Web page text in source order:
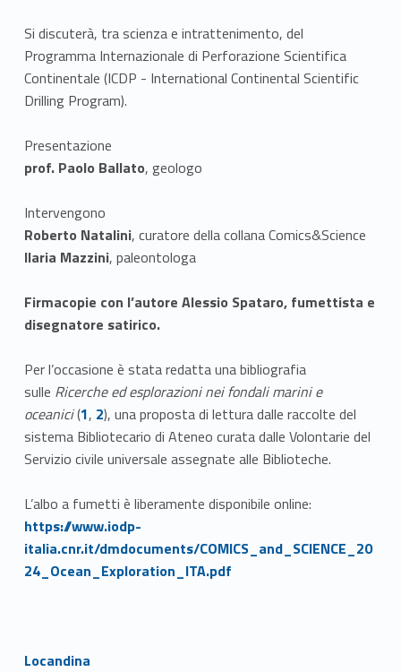
Si discuterà, tra scienza e intrattenimento, del
Programma Internazionale di Perforazione Scientifica
Continentale (ICDP - International Continental Scientific
Drilling Program).
Presentazione
prof. Paolo Ballato, geologo
Intervengono
Roberto Natalini, curatore della collana Comics&Science
Ilaria Mazzini, paleontologa
Firmacopie con l’autore Alessio Spataro, fumettista e
disegnatore satirico.
Per l’occasione è stata redatta una bibliografia
sulle Ricerche ed esplorazioni nei fondali marini e
oceanici(Link identifier #identifier__119705-1
1, Link identifier #identifier__145813-2
2), una proposta di lettura dalle raccolte del
sistema Bibliotecario di Ateneo curata dalle Volontarie del
Servizio civile universale assegnate alle Biblioteche.
L’albo a fumetti è liberamente disponibile online:
Link identifier #identifier__118223-3https://www.iodp-
italia.cnr.it/dmdocuments/COMICS_and_SCIENCE_20
24_Ocean_Exploration_ITA.pdf
Link identifier #identifier__179851-4Locandina